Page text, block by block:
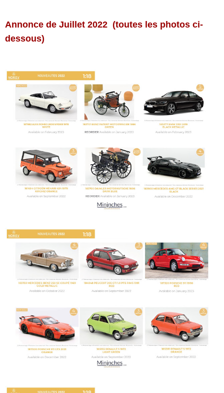
Annonce de Juillet 2022 (toutes les photos ci-
dessous)